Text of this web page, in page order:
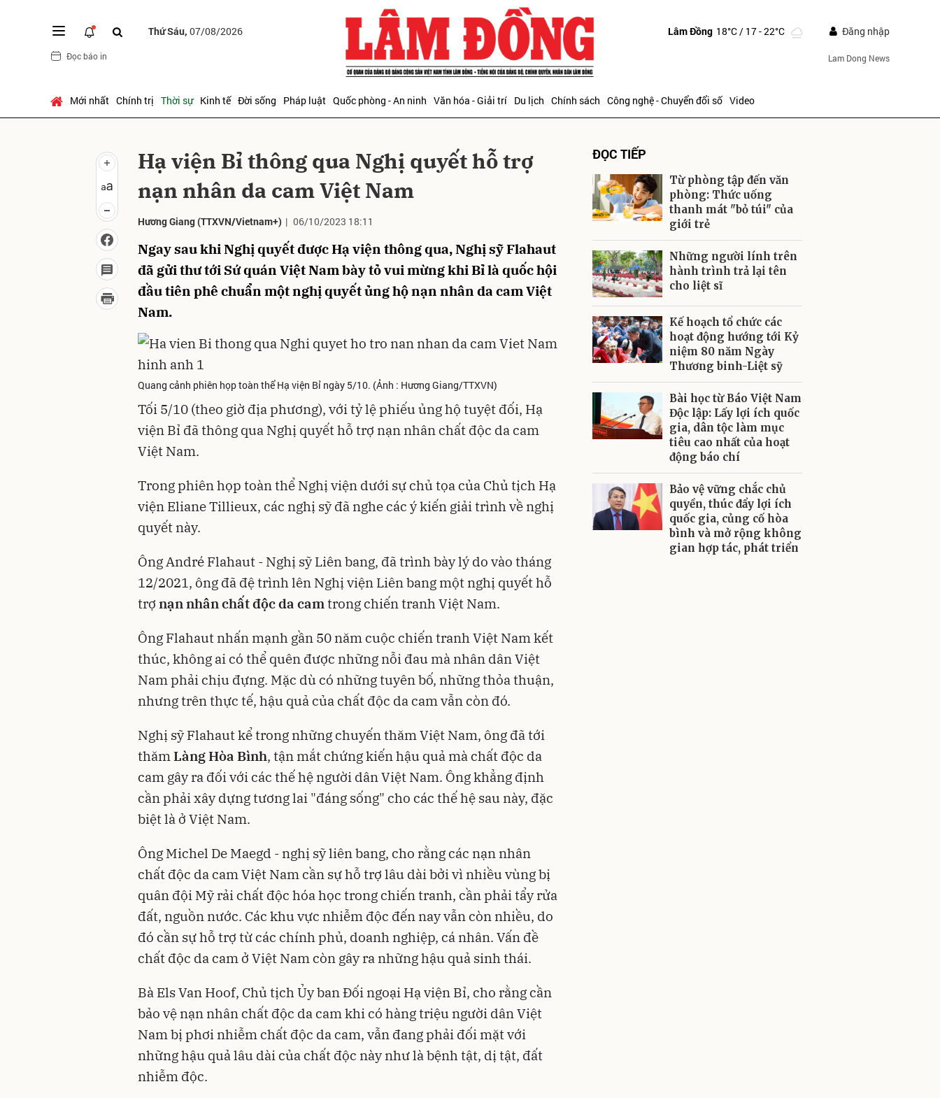
Thứ Sáu, 07/08/2026
Đọc báo in
Lâm Đồng 18°C/ 17 - 22°C Đăng nhập
Lam Dong News
Mới nhất Chính trị Thời sự Kinh tế Đời sống Pháp luật Quốc phòng - An ninh Văn hóa - Giải trí Du lịch Chính sách Công nghệ - Chuyển đổi số Video
Hạ viện Bỉ thông qua Nghị quyết hỗ trợ
nạn nhân da cam Việt Nam
Hương Giang(TTXVN/Vietnam+) | 06/10/2023 18:11
Ngay sau khi Nghị quyết được Hạ viện thông qua, Nghị sỹ Flahaut
đã gửi thư tới Sứ quán Việt Nam bày tỏ vui mừng khi Bỉ là quốc hội
đầu tiên phê chuẩn một nghị quyết ủng hộ nạn nhân da cam Việt
Nam.
Quang cảnh phiên họp toàn thể Hạ viện Bỉ ngày 5/10. (Ảnh : Hương Giang/TTXVN)
Tối 5/10 (theo giờ địa phương), với tỷ lệ phiếu ủng hộ tuyệt đối, Hạ
viện Bỉ đã thông qua Nghị quyết hỗ trợ nạn nhân chất độc da cam
Việt Nam.
Trong phiên họp toàn thể Nghị viện dưới sự chủ tọa của Chủ tịch Hạ
viện Eliane Tillieux, các nghị sỹ đã nghe các ý kiến giải trình về nghị
quyết này.
Ông André Flahaut - Nghị sỹ Liên bang, đã trình bày lý do vào tháng
12/2021, ông đã đệ trình lên Nghị viện Liên bang một nghị quyết hỗ
trợ nạn nhân chất độc da camtrong chiến tranh Việt Nam.
Ông Flahaut nhấn mạnh gần 50 năm cuộc chiến tranh Việt Nam kết
thúc, không ai có thể quên được những nỗi đau mà nhân dân Việt
Nam phải chịu đựng. Mặc dù có những tuyên bố, những thỏa thuận,
nhưng trên thực tế, hậu quả của chất độc da cam vẫn còn đó.
Nghị sỹ Flahaut kể trong những chuyến thăm Việt Nam, ông đã tới
thămLàng Hòa Bình, tận mắt chứng kiến hậu quả mà chất độc da
cam gây ra đối với các thế hệ người dân Việt Nam. Ông khẳng định
cần phải xây dựng tương lai "đáng sống" cho các thế hệ sau này, đặc
biệt là ở Việt Nam.
Ông Michel De Maegd - nghị sỹ liên bang, cho rằng các nạn nhân
chất độc da cam Việt Nam cần sự hỗ trợ lâu dài bởi vì nhiều vùng bị
quân đội Mỹ rải chất độc hóa học trong chiến tranh, cần phải tẩy rửa
đất, nguồn nước. Các khu vực nhiễm độc đến nay vẫn còn nhiều, do
đó cần sự hỗ trợ từ các chính phủ, doanh nghiệp, cá nhân. Vấn đề
chất độc da cam ở Việt Nam còn gây ra những hậu quả sinh thái.
Bà Els Van Hoof, Chủ tịch Ủy ban Đối ngoại Hạ viện Bỉ, cho rằng cần
bảo vệ nạn nhân chất độc da cam khi có hàng triệu người dân Việt
Nam bị phơi nhiễm chất độc da cam, vẫn đang phải đối mặt với
những hậu quả lâu dài của chất độc này như là bệnh tật, dị tật, đất
nhiễm độc.
ĐỌC TIẾP
Từ phòng tập đến văn
phòng: Thức uống
thanh mát "bỏ túi" của
giới trẻ
Những người lính trên
hành trình trả lại tên
cho liệt sĩ
Kế hoạch tổ chức các
hoạt động hướng tới Kỷ
niệm 80 năm Ngày
Thương binh-Liệt sỹ
Bài học từ Báo Việt Nam
Độc lập: Lấy lợi ích quốc
gia, dân tộc làm mục
tiêu cao nhất của hoạt
động báo chí
Bảo vệ vững chắc chủ
quyền, thúc đẩy lợi ích
quốc gia, củng cố hòa
bình và mở rộng không
gian hợp tác, phát triển
Gửi bình luận